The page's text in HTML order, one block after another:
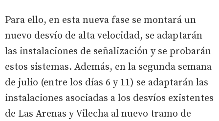
Para ello, en esta nueva fase se montará un
nuevo desvío de alta velocidad, se adaptarán
las instalaciones de señalización y se probarán
estos sistemas. Además, en la segunda semana
de julio (entre los días 6 y 11) se adaptarán las
instalaciones asociadas a los desvíos existentes
de Las Arenas y Vilecha al nuevo tramo de